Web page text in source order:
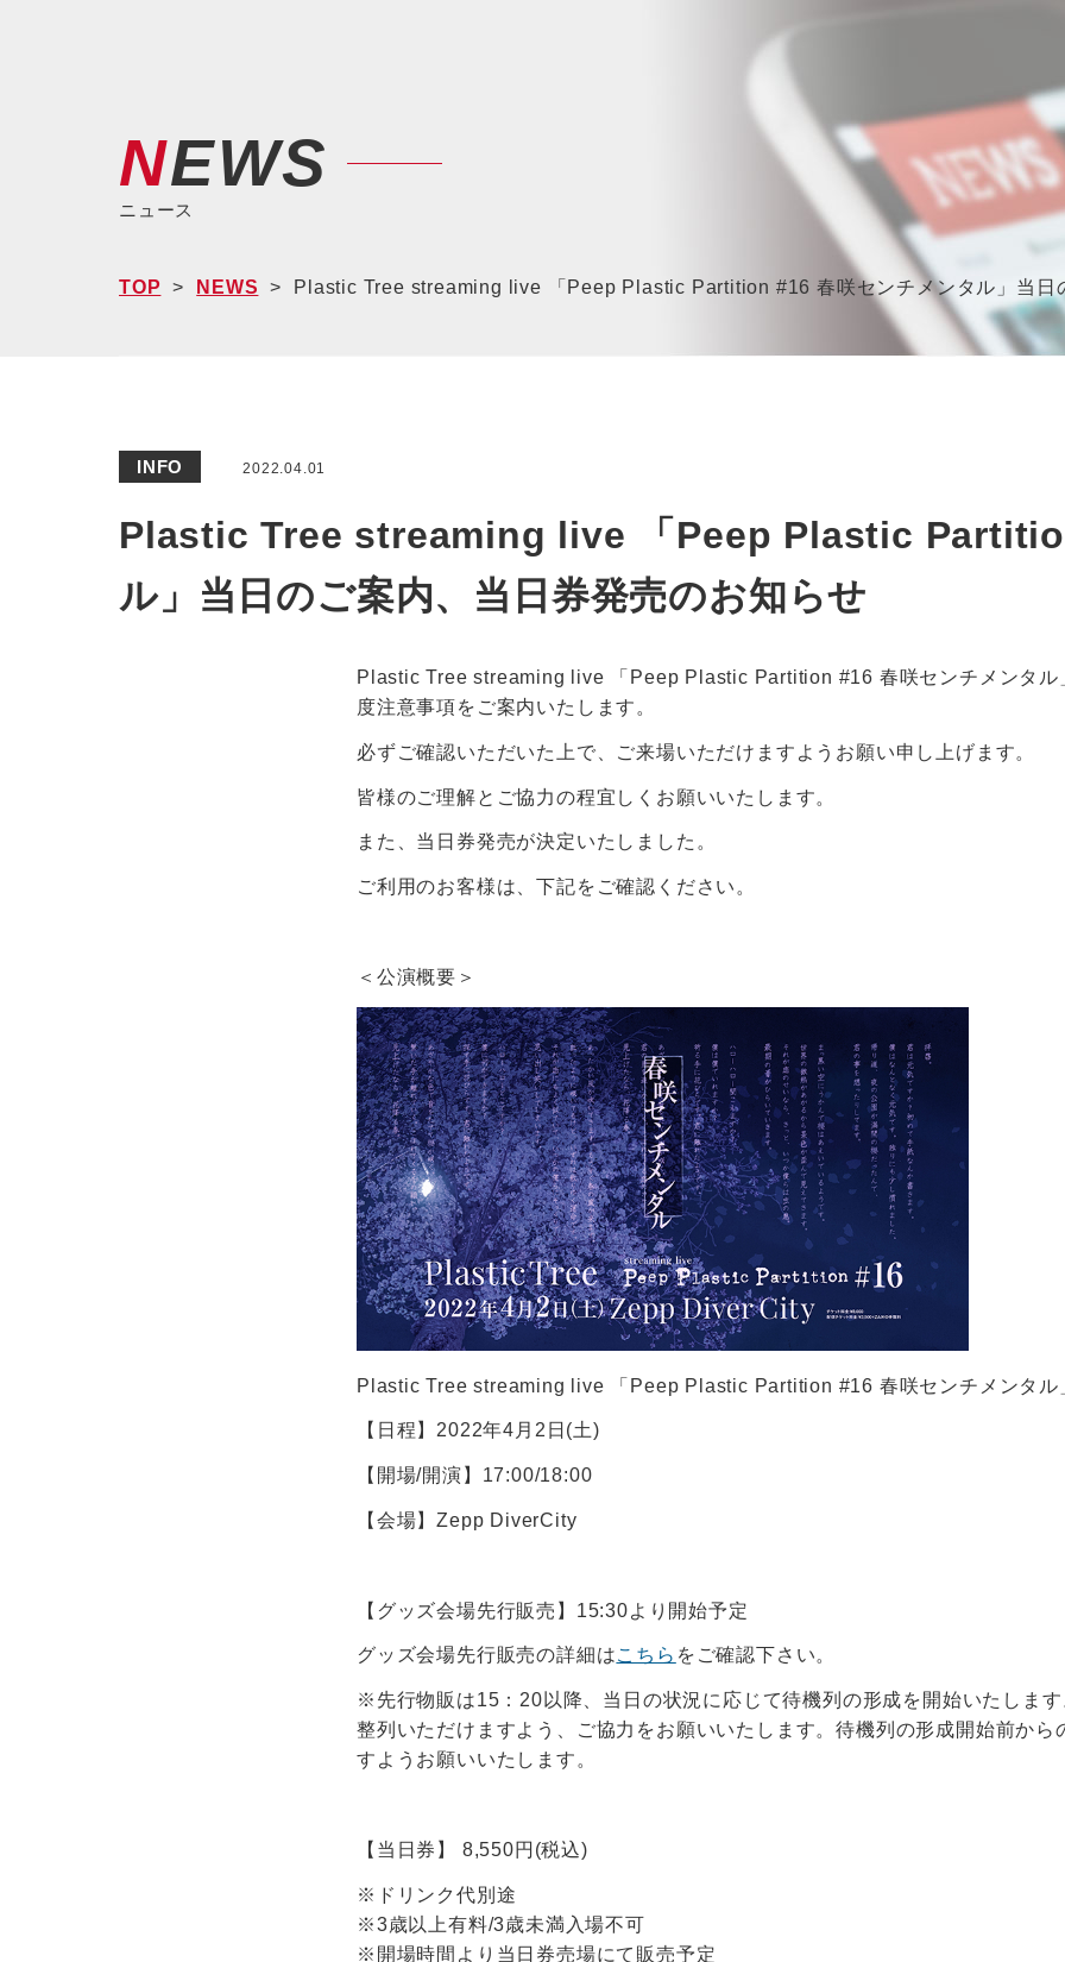
NEWS
ニュース
TOP NEWS Plastic Tree streaming live 「Peep Plastic Partition #16 春咲センチメンタル」当日
INFO 2022.04.01
Plastic Tree streaming live 「Peep Plastic
ル」当日のご案内、当日券発売のお知らせ
Plastic Tree streaming live 「Peep Plastic Partition #16 春咲センチメンタル
度注意事項をご案内いたします。
必ずご確認いただいた上で、ご来場いただけますようお願い申し上げます。
皆様のご理解とご協力の程宜しくお願いいたします。
また、当日券発売が決定いたしました。
ご利用のお客様は、下記をご確認ください。
＜公演概要＞
Plastic Tree streaming live 「Peep Plastic Partition #16 春咲センチメンタル
【日程】2022年4月2日(土)
【開場/開演】17:00/18:00
【会場】Zepp DiverCity
【グッズ会場先行販売】15:30より開始予定
グッズ会場先行販売の詳細はこちら をご確認下さい。
※先行物販は15：20以降、当日の状況に応じて待機列の形成を開始いたしま
整列いただけますよう、ご協力をお願いいたします。待機列の形成開始前から
すようお願いいたします。
【当日券】 8,550円(税込)
※ドリンク代別途
※3歳以上有料/3歳未満入場不可
※開場時間より当日券売場にて販売予定